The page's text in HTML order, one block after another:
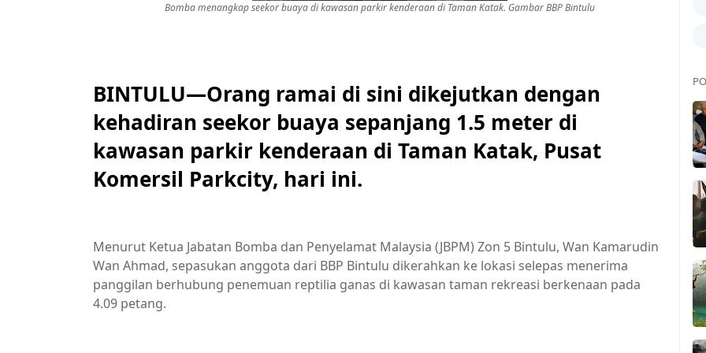
Bomba menangkap seekor buaya di kawasan parkir kenderaan di Taman Katak. Gambar BBP Bintulu
BINTULU—Orang ramai di sini dikejutkan dengan
kehadiran seekor buaya sepanjang 1.5 meter di
kawasan parkir kenderaan di Taman Katak, Pusat
Komersil Parkcity, hari ini.
Menurut Ketua Jabatan Bomba dan Penyelamat Malaysia (JBPM) Zon 5 Bintulu, Wan Kamarudin
Wan Ahmad, sepasukan anggota dari BBP Bintulu dikerahkan ke lokasi selepas menerima
panggilan berhubung penemuan reptilia ganas di kawasan taman rekreasi berkenaan pada
4.09 petang.